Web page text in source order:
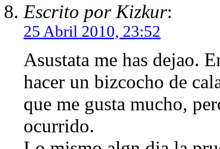
Escrito por Kizkur:
25 Abril 2010, 23:52
Asustata me has dejao.
hacer un bizcocho de
que me gusta mucho,
ocurrido.